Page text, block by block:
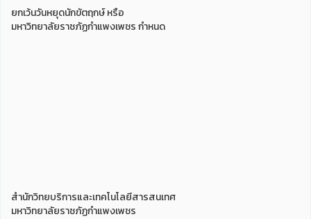
ยกเว้นวันหยุดนักขัตฤกษ์ หรือ
มหาวิทยาลัยราชภัฏกำแพงเพชร กำหนด
สำนักวิทยบริการและเทคโนโลยีสารสนเทศ
มหาวิทยาลัยราชภัฏกำแพงเพชร